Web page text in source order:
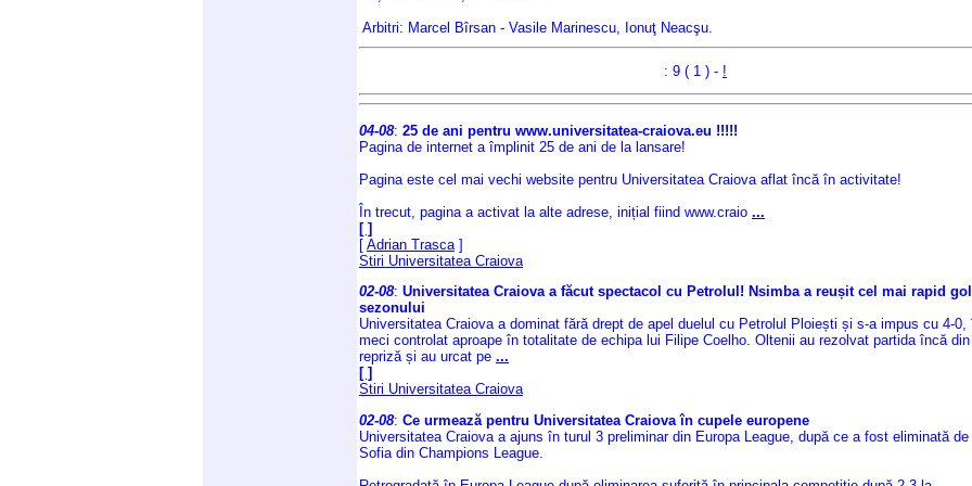
Arbitri: Marcel Bîrsan - Vasile Marinescu, Ionuţ Neacşu.
: 9 ( 1 ) - !
04-08: 25 de ani pentru www.universitatea-craiova.eu !!!!!
Pagina de internet a împlinit 25 de ani de la lansare!
Pagina este cel mai vechi website pentru Universitatea Craiova aflat încă în activitate!
În trecut, pagina a activat la alte adrese, inițial fiind www.craio ...
[ ]
[ Adrian Trasca ]
Stiri Universitatea Craiova
02-08: Universitatea Craiova a făcut spectacol cu Petrolul! Nsimba a reușit cel mai rapid gol
sezonului
Universitatea Craiova a dominat fără drept de apel duelul cu Petrolul Ploiești și s-a impus cu 4-0,
meci controlat aproape în totalitate de echipa lui Filipe Coelho. Oltenii au rezolvat partida încă
repriză și au urcat pe ...
[ ]
Stiri Universitatea Craiova
02-08: Ce urmează pentru Universitatea Craiova în cupele europene
Universitatea Craiova a ajuns în turul 3 preliminar din Europa League, după ce a fost eliminată
Sofia din Champions League.